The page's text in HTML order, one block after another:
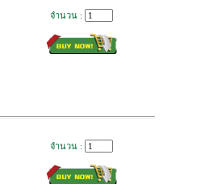
จำนวน :
จำนวน :